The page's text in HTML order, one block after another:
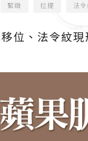
緊緻 拉提 法令
位、法令紋